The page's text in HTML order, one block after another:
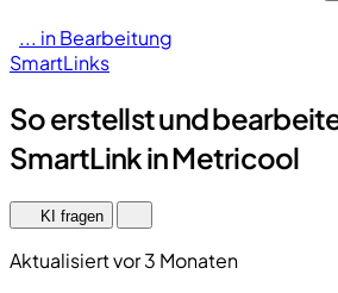
... in Bearbeitung
SmartLinks
So erstellst und
SmartLink in Metricool
KI fragen
Aktualisiert vor 3 Monaten